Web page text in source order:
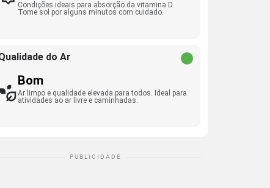
Condições ideais para absorção da vitamina D.
Tome sol por alguns minutos com cuidado.
do Ar
Bom
Ar limpo e qualidade elevada para todos. Ideal para
atividades ao ar livre e caminhadas.